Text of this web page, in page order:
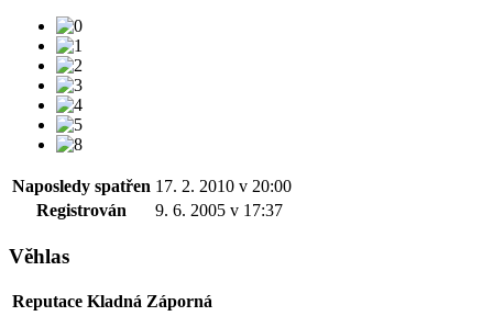
Naposledy spatřen 17. 2. 2010 v 20:00
Registrován
9. 6. 2005 v 17:37
Věhlas
Reputace Kladná Záporná